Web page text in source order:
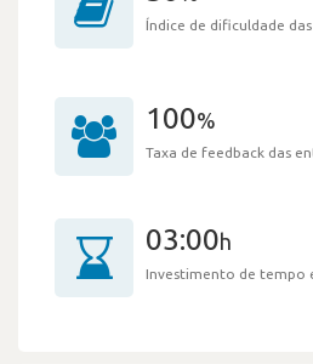
Índice de dificuldade
100%
Taxa de feedback das
03:00h
Investimento de tempo